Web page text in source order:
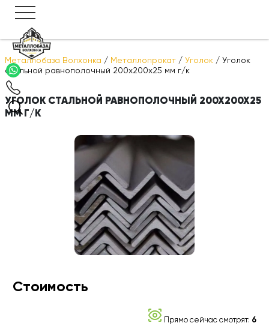
Металлобаза Волхонка / Металлопрокат / Уголок / Уголок
стальной равнополочный 200х200х25 мм г/к
УГОЛОК СТАЛЬНОЙ РАВНОПОЛОЧНЫЙ 200Х200Х25
ММ Г/К
Стоимость
Прямо сейчас смотрят: 6